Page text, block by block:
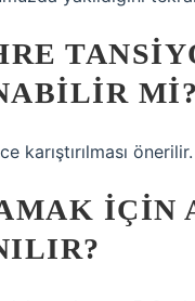
MI?
karıştırılması
IÇIN